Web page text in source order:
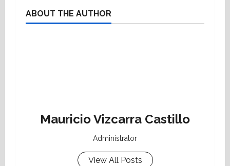
ABOUT THE AUTHOR
Mauricio Vizcarra Castillo
Administrator
View All Posts